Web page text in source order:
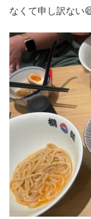
なくて申し訳ない